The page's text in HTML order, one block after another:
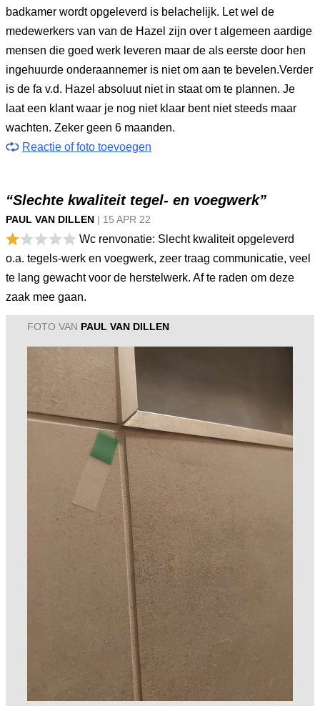
badkamer wordt opgeleverd is belachelijk. Let wel de
medewerkers van van de Hazel zijn over t algemeen aardige
mensen die goed werk leveren maar de als eerste door hen
ingehuurde onderaannemer is niet om aan te bevelen.Verder
is de fa v.d. Hazel absoluut niet in staat om te plannen. Je
laat een klant waar je nog niet klaar bent niet steeds maar
wachten. Zeker geen 6 maanden.
Reactie of foto toevoegen
“Slechte kwaliteit tegel- en voegwerk”
PAUL VAN DILLEN | 15 APR 22
Wc renvonatie: Slecht kwaliteit opgeleverd
o.a. tegels-werk en voegwerk, zeer traag communicatie, veel
te lang gewacht voor de herstelwerk. Af te raden om deze
zaak mee gaan.
FOTO VAN PAUL VAN DILLEN